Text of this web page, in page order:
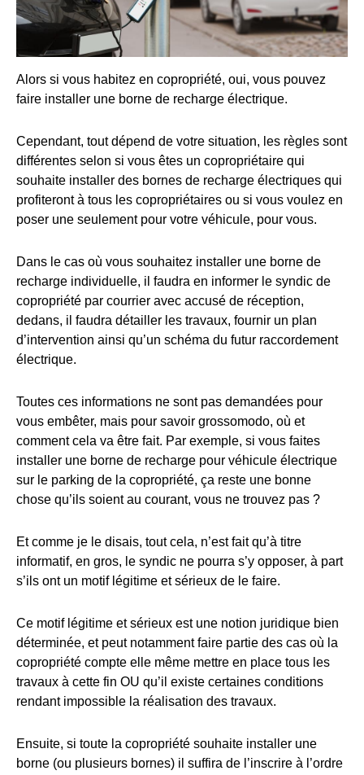
Alors si vous habitez en copropriété, oui, vous pouvez
faire installer une borne de recharge électrique.
Cependant, tout dépend de votre situation, les règles sont
différentes selon si vous êtes un copropriétaire qui
souhaite installer des bornes de recharge électriques qui
profiteront à tous les copropriétaires ou si vous voulez en
poser une seulement pour votre véhicule, pour vous.
Dans le cas où vous souhaitez installer une borne de
recharge individuelle, il faudra en informer le syndic de
copropriété par courrier avec accusé de réception,
dedans, il faudra détailler les travaux, fournir un plan
d’intervention ainsi qu’un schéma du futur raccordement
électrique.
Toutes ces informations ne sont pas demandées pour
vous embêter, mais pour savoir grossomodo, où et
comment cela va être fait. Par exemple, si vous faites
installer une borne de recharge pour véhicule électrique
sur le parking de la copropriété, ça reste une bonne
chose qu’ils soient au courant, vous ne trouvez pas ?
Et comme je le disais, tout cela, n’est fait qu’à titre
informatif, en gros, le syndic ne pourra s’y opposer, à part
s’ils ont un motif légitime et sérieux de le faire.
Ce motif légitime et sérieux est une notion juridique bien
déterminée, et peut notamment faire partie des cas où la
copropriété compte elle même mettre en place tous les
travaux à cette fin OU qu’il existe certaines conditions
rendant impossible la réalisation des travaux.
Ensuite, si toute la copropriété souhaite installer une
borne (ou plusieurs bornes) il suffira de l’inscrire à l’ordre